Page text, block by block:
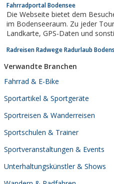
Fahrradportal Bodensee
Die Webseite bietet dem
im Bodenseeraum. Zu jeder Tour sind Bilder,
Landkarte, GPS-Daten und sonstige Tipps vorhanden. Radtouren
Bergtouren sprechen Biker mit
Radreisen Radwege Radurlaub
Verwandte Branchen
Fahrrad & E-Bike
Sportartikel & Sportgeräte
Sportreisen & Wanderreisen
Sportschulen & Trainer
Sportveranstaltungen & Events
Unterhaltungskünstler & Shows